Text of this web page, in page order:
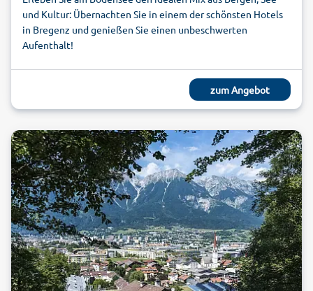
und Kultur: Übernachten Sie in einem der schönsten Hotels
in Bregenz und genießen Sie einen unbeschwerten
Aufenthalt!
zum Angebot